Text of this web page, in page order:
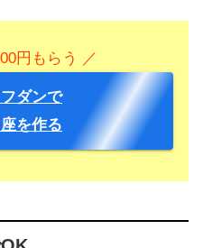
円もらう ／
ダンで
を作る